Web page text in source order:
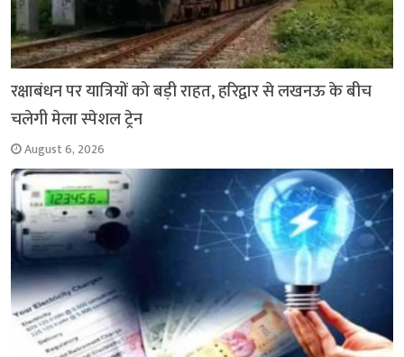
रक्षाबंधन पर यात्रियों को बड़ी राहत, हरिद्वार से लखनऊ के बीच
चलेगी मेला स्पेशल ट्रेन
August 6, 2026